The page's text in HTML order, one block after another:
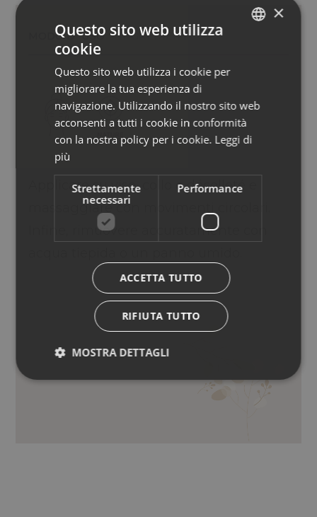
MODO D´USO INGREDIENTI
Applicare su viso, collo e décolleté e
massaggiare con movimenti circolari.
Infine, rimuovere accuratamente con
CERE DI JOJOBA, ESTRATTO DI MALVA,
GERMAN
×
Questo sito web utilizza
cookie
Questo sito web utilizza i cookie per
migliorare la tua esperienza di
navigazione. Utilizzando il nostro sito web
acconsenti a tutti i cookie in conformità
con la nostra policy per i cookie. Leggi di
più
Strettamente
necessari
Performance
ACCETTA TUTTO
RIFIUTA TUTTO
MOSTRA DETTAGLI